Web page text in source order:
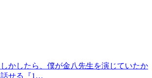
かしたら、僕が金八先生を演じていたか
話せる『1…